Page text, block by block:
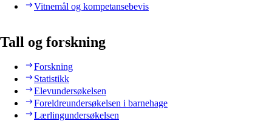
Vitnemål og kompetansebevis
Tall og forskning
Forskning
Statistikk
Elevundersøkelsen
Foreldreundersøkelsen i barnehage
Lærlingundersøkelsen